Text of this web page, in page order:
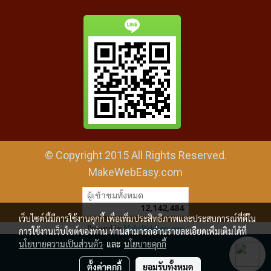
© Copyright 2015 All Rights Reserved.
MakeWebEasy.com
ผู้เข้าชมทั้งหมด
12,142,484
Powered byMakeWebEasy.com
เว็บไซต์นี้มีการใช้งานคุกกี้ เพื่อเพิ่มประสิทธิภาพและประสบการณ์ที่ดีใน
การใช้งานเว็บไซต์ของท่าน ท่านสามารถอ่านรายละเอียดเพิ่มเติมได้ที่
นโยบายความเป็นส่วนตัว และ นโยบายคุกกี้
ตั้งค่าคุกกี้ ยอมรับทั้งหมด